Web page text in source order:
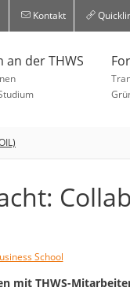
Kontakt
an der THWS
School
mit THWS-